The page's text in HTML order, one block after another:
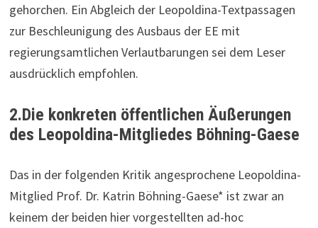
gehorchen. Ein Abgleich der Leopoldina-Textpassagen
zur Beschleunigung des Ausbaus der EE mit
regierungsamtlichen Verlautbarungen sei dem Leser
ausdrücklich empfohlen.
2.Die konkreten öffentlichen Äußerungen
des Leopoldina-Mitgliedes Böhning-Gaese
Das in der folgenden Kritik angesprochene Leopoldina-
Mitglied Prof. Dr. Katrin Böhning-Gaese* ist zwar an
keinem der beiden hier vorgestellten ad-hoc